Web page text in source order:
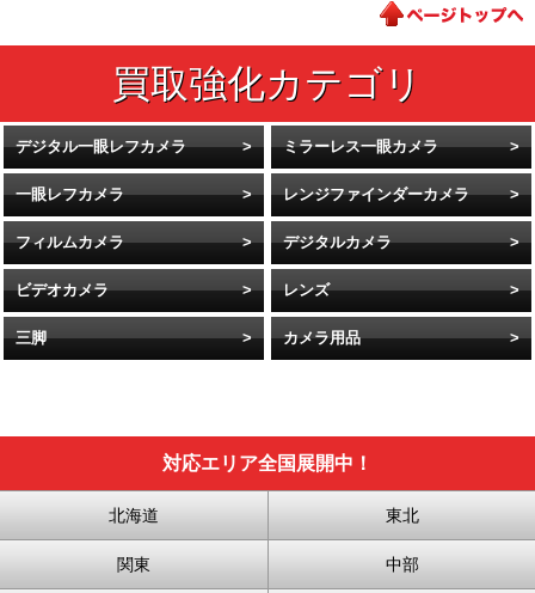
デジタル一眼レフカメラ ミラーレス一眼カメラ
一眼レフカメラ レンジファインダーカメラ
フィルムカメラ デジタルカメラ
ビデオカメラ レンズ
三脚 カメラ用品
対応エリア全国展開中！
北海道 東北
関東 中部